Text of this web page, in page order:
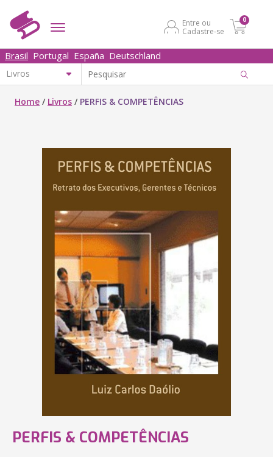
Entre ou
Cadastre-se
0
Brasil Portugal España Deutschland
Home / Livros / PERFIS & COMPETÊNCIAS
PERFIS & COMPETÊNCIAS